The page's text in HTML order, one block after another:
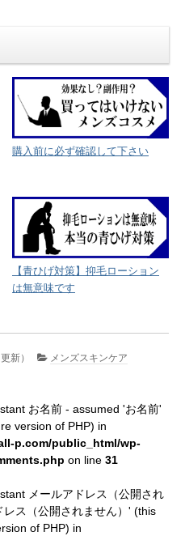
購入前に必ず確認して下さい
【青ひげ対策】抑毛ローション
は無意味です
新） メンズスキンケア
お名前 - assumed 'お名前'
version of PHP) in
p.com/public_html/wp-
on line 31
メールアドレス（公開され
ス（公開されません）' (this
of PHP) in